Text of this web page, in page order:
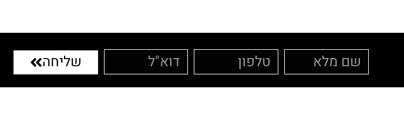
שליחה